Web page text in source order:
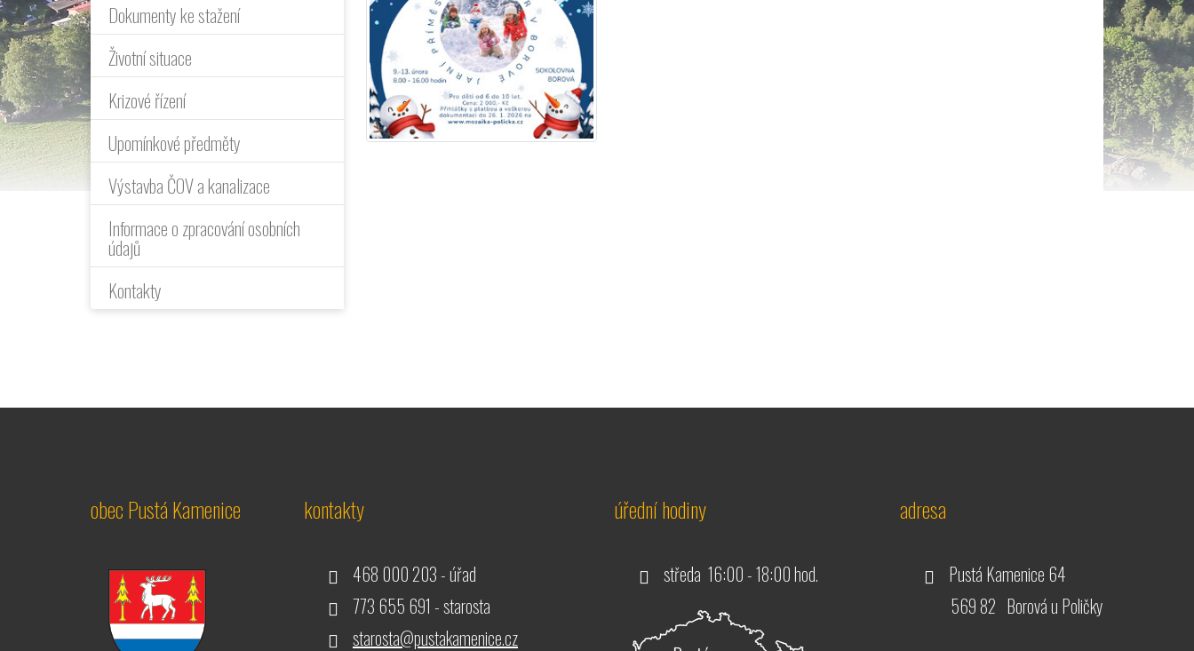
Dokumenty ke stažení
Životní situace
Krizové řízení
Upomínkové předměty
Výstavba ČOV a kanalizace
Informace o zpracování osobních
údajů
Kontakty
obec Pustá Kamenice kontakty
468 000 203 - úřad
773 655 691 - starosta
starosta@pustakamenice.cz
úřední hodiny
středa 16:00 - 18:00 hod.
adresa
Pustá Kamenice 64
569 82 Borová u Poličky